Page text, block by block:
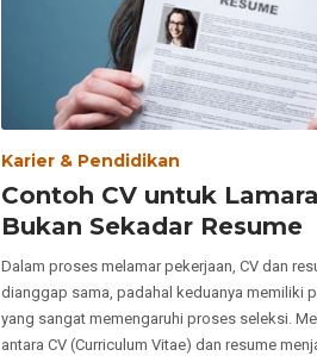
Karier & Pendidikan
Contoh CV untuk
Bukan Sekadar Resume
Dalam proses melamar pekerjaan, CV dan
dianggap sama, padahal keduanya memiliki
yang sangat memengaruhi proses seleksi.
antara CV (Curriculum Vitae) dan resume